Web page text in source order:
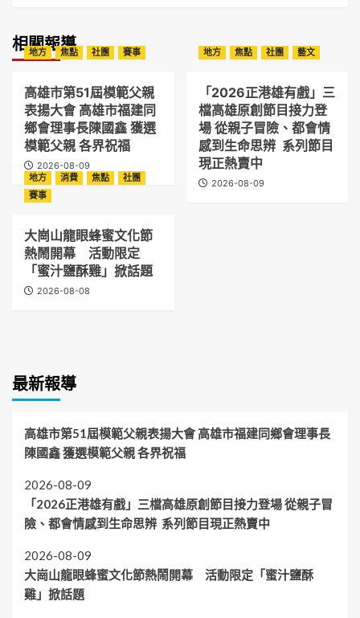
相關報導
地方 焦點 社團 賽事
高雄市第51屆模範父親
表揚大會 高雄市福建同
鄉會理事長陳國鑫 獲選
模範父親 各界祝福
2026-08-09
地方 焦點 社團 藝文
「2026正港雄有戲」三
檔高雄原創節目接力登
場 從親子冒險、都會情
感到生命思辨 系列節目
現正熱賣中
2026-08-09
地方 消費 焦點
社團
賽事
大崗山龍眼蜂蜜文化節
熱鬧開幕 活動限定
「蜜汁鹽酥雞」掀話題
2026-08-08
最新報導
高雄市第51屆模範父親表揚大會 高雄市福建同鄉會理事長
陳國鑫 獲選模範父親 各界祝福
2026-08-09
「2026正港雄有戲」三檔高雄原創節目接力登場 從親子冒
險、都會情感到生命思辨 系列節目現正熱賣中
2026-08-09
大崗山龍眼蜂蜜文化節熱鬧開幕 活動限定「蜜汁鹽酥
雞」掀話題